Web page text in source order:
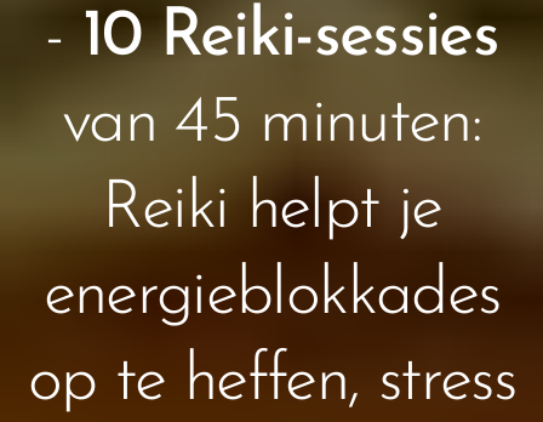
- 10 Reiki-sessies
van 45 minuten:
Reiki helpt je
energieblokkades
op te heffen, stress